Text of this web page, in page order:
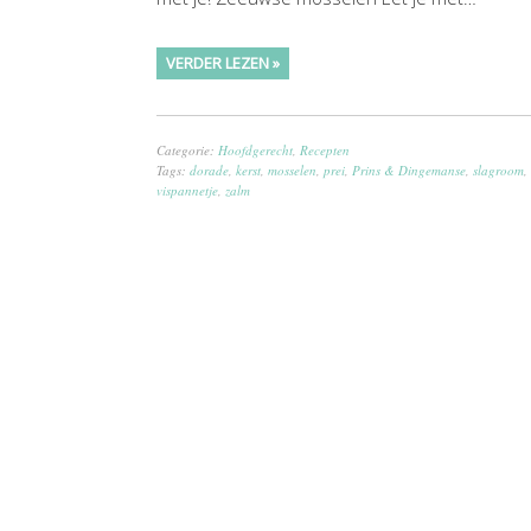
VERDER LEZEN »
Categorie: Hoofdgerecht Recepten
Tags: dorade kerst mosselen prei Prins & Dingemanse slagroom
vispannetje zalm